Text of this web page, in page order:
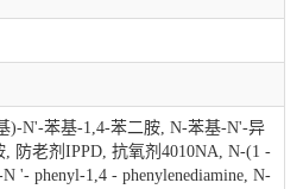
)-N'-苯基-1,4-苯二胺, N-苯基-N'-异
, 防老剂IPPD, 抗氧剂4010NA, N-(1 -
'- phenyl-1,4 - phenylenediamine, N-